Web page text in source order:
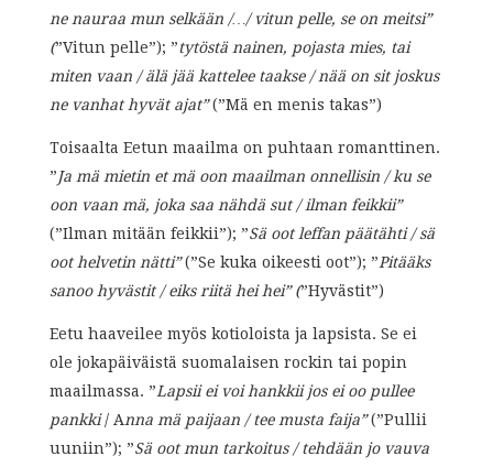
ne nauraa mun selkään /…/ vitun pelle, se on meitsi”
(”Vitun pelle”); ”tytöstä nainen, pojasta mies, tai
miten vaan / älä jää kattelee taakse / nää on sit joskus
ne vanhat hyvät ajat”(”Mä en menis takas”)
Toisaalta Eetun maailma on puhtaan romanttinen.
”Ja mä mietin et mä oon maailman onnellisin / ku se
oon vaan mä, joka saa nähdä sut / ilman feikkii”
(”Ilman mitään feikkii”); ”Sä oot leffan päätähti / sä
oot helvetin nätti”(”Se kuka oikeesti oot”); ”Pitääks
sanoo hyvästit / eiks riitä hei hei” (”Hyvästit”)
Eetu haaveilee myös kotioloista ja lapsista. Se ei
ole jokapäiväistä suomalaisen rockin tai popin
maailmassa. ”Lapsii ei voi hankkii jos ei oo pullee
pankki/ Anna mä paijaan / tee musta faija”(”Pullii
uuniin”); ”Sä oot mun tarkoitus / tehdään jo vauva